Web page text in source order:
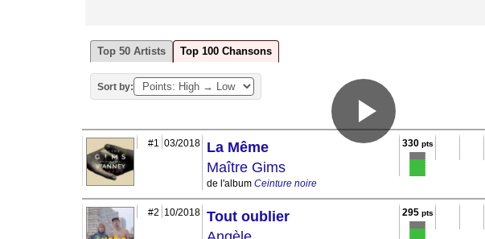
Top 50 Artists Top 100 Chansons
Sort by:
#1 03/2018
La Même
Maître Gims
de l'album Ceinture noire
330pts
#2 10/2018 Tout oublier
295pts